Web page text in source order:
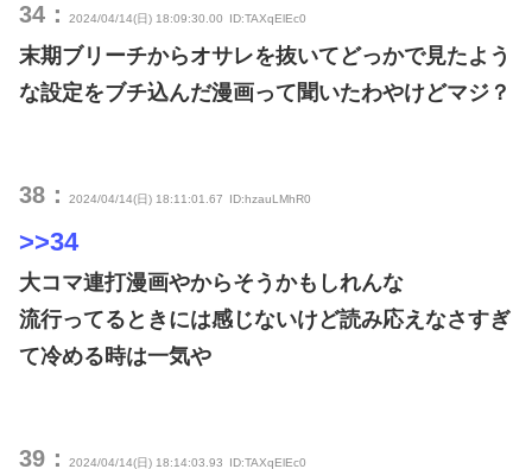
34： 2024/04/14(日) 18:09:30.00 ID:TAXqElEc0
末期ブリーチからオサレを抜いてどっかで見たよう
な設定をブチ込んだ漫画って聞いたわやけどマジ？
38： 2024/04/14(日) 18:11:01.67 ID:hzauLMhR0
>>34
大コマ連打漫画やからそうかもしれんな
流行ってるときには感じないけど読み応えなさすぎ
て冷める時は一気や
39： 2024/04/14(日) 18:14:03.93 ID:TAXqElEc0